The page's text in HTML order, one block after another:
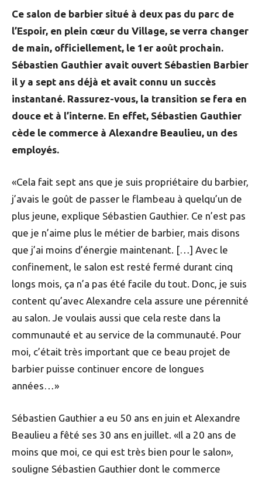
Ce salon de barbier situé à deux pas du parc de
l’Espoir, en plein cœur du Village, se verra changer
de main, officiellement, le 1er août prochain.
Sébastien Gauthier avait ouvert Sébastien Barbier
il y a sept ans déjà et avait connu un succès
instantané. Rassurez-vous, la transition se fera en
douce et à l’interne. En effet, Sébastien Gauthier
cède le commerce à Alexandre Beaulieu, un des
employés.
«Cela fait sept ans que je suis propriétaire du barbier,
j’avais le goût de passer le flambeau à quelqu’un de
plus jeune, explique Sébastien Gauthier. Ce n’est pas
que je n’aime plus le métier de barbier, mais disons
que j’ai moins d’énergie maintenant. […] Avec le
confinement, le salon est resté fermé durant cinq
longs mois, ça n’a pas été facile du tout. Donc, je suis
content qu’avec Alexandre cela assure une pérennité
au salon. Je voulais aussi que cela reste dans la
communauté et au service de la communauté. Pour
moi, c’était très important que ce beau projet de
barbier puisse continuer encore de longues
années…»
Sébastien Gauthier a eu 50 ans en juin et Alexandre
Beaulieu a fêté ses 30 ans en juillet. «Il a 20 ans de
moins que moi, ce qui est très bien pour le salon»,
souligne Sébastien Gauthier dont le commerce